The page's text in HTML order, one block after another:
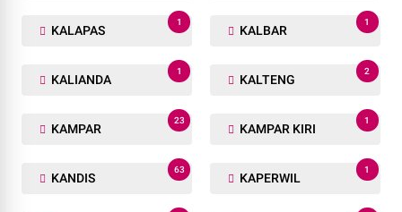
KALAPAS
1
KALBAR
1
KALIANDA
1
KALTENG
2
KAMPAR
23
KAMPAR KIRI
1
KANDIS
63
KAPERWIL
1